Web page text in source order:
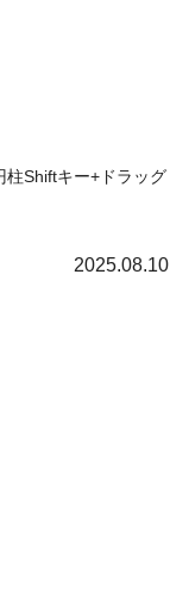
柱Shiftキー+ドラッグ
2025.08.10